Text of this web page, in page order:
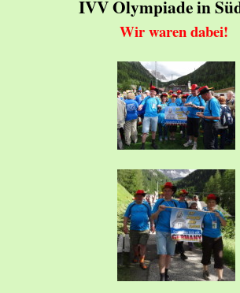
IVV Olympiade in
Wir waren dabei!